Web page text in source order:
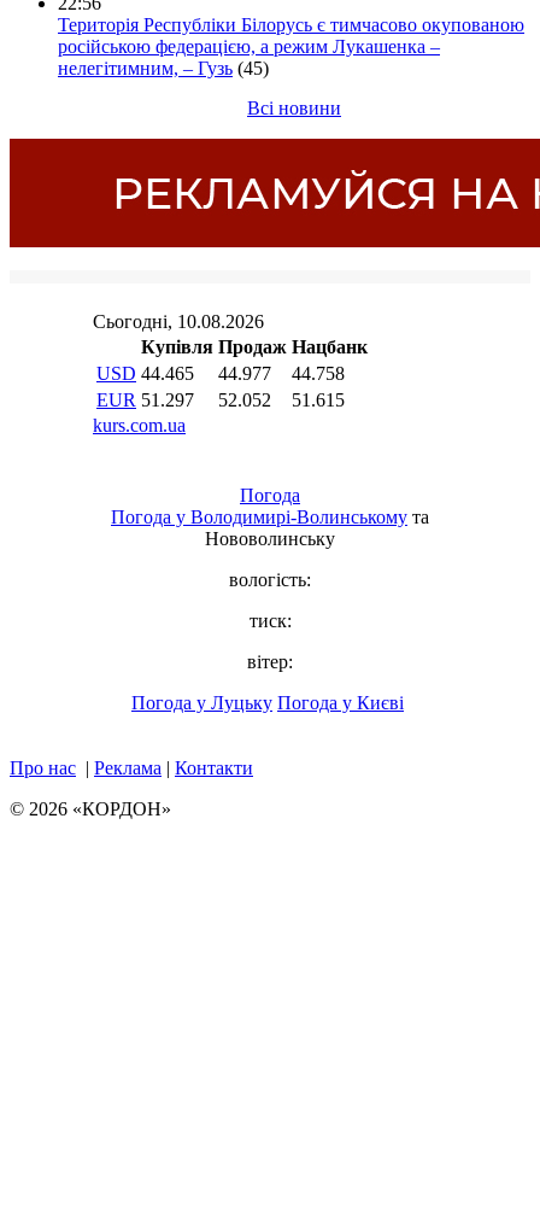
Територія Республіки Білорусь є тимчасово окупованою
російською федерацією, а режим Лукашенка –
нелегітимним, – Гузь (45)
Всі новини
Погода
Погода у Володимирі-Волинському та
Нововолинську
вологість:
тиск:
вітер:
Погода у Луцьку Погода у Києві
Про нас | Реклама | Контакти
© 2026 «КОРДОН»